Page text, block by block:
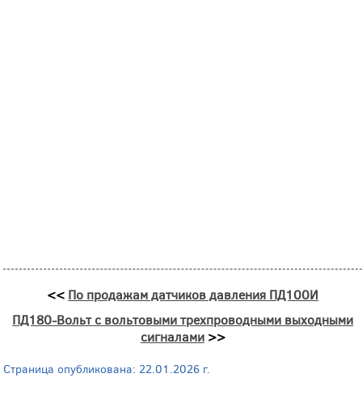
<< По продажам датчиков давления ПД100И
ПД180-Вольт с вольтовыми трехпроводными выходными
сигналами>>
Страница опубликована: 22.01.2026 г.